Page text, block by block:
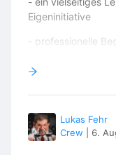
Eigeninitiative
- professionelle
- hybride
- flexible
Lukas Fehr
Crew
6.